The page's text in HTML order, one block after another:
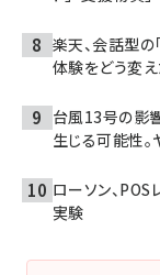
楽天、会話型の
体験をどう変え
台風13号の影
生じる可能性
ローソン、
実験